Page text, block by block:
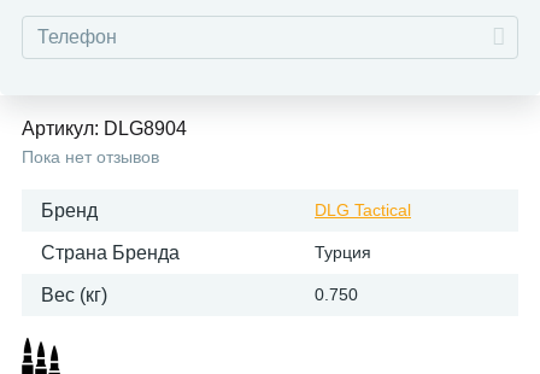
Артикул: DLG8904
Пока нет отзывов
Бренд DLG Tactical
Страна Бренда Турция
Вес (кг) 0.750